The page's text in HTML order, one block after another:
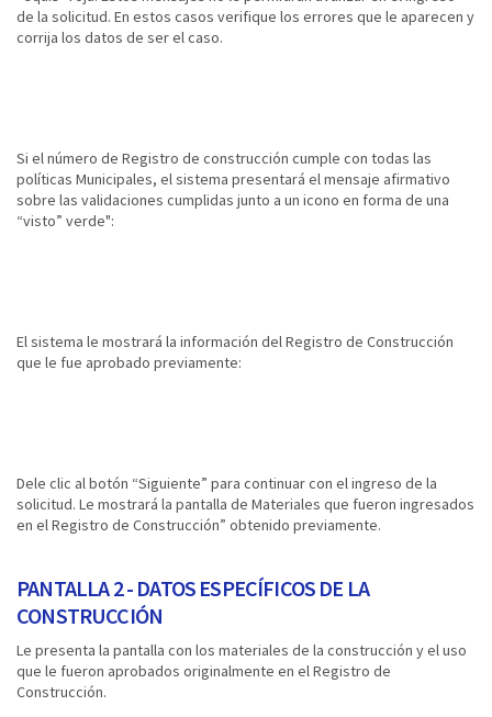
de la solicitud. En estos casos verifique los errores que le aparecen y
corrija los datos de ser el caso.
Si el número de Registro de construcción cumple con todas las
políticas Municipales, el sistema presentará el mensaje afirmativo
sobre las validaciones cumplidas junto a un icono en forma de una
“visto” verde":
El sistema le mostrará la información del Registro de Construcción
que le fue aprobado previamente:
Dele clic al botón “Siguiente” para continuar con el ingreso de la
solicitud. Le mostrará la pantalla de Materiales que fueron ingresados
en el Registro de Construcción” obtenido previamente.
PANTALLA 2 - DATOS ESPECÍFICOS DE LA
CONSTRUCCIÓN
Le presenta la pantalla con los materiales de la construcción y el uso
que le fueron aprobados originalmente en el Registro de
Construcción.